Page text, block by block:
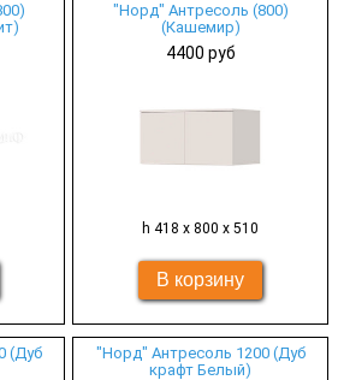
"Норд" Антресоль (800)
(Кашемир)
4400 руб
h 418 х 800 х 510
(Дуб
"Норд" Антресоль 1200 (Дуб
крафт Белый)